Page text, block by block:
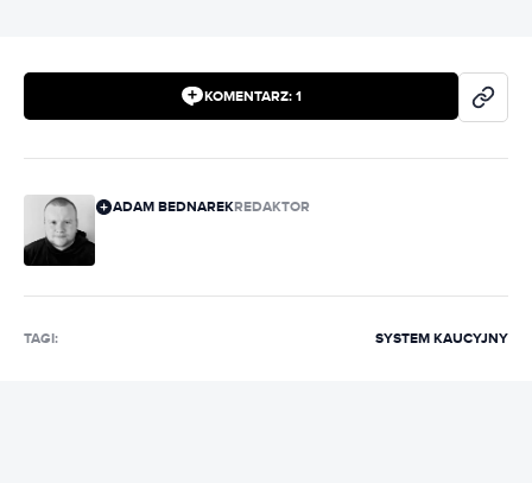
KOMENTARZ: 1
ADAM BEDNAREKREDAKTOR
TAGI: SYSTEM KAUCYJNY